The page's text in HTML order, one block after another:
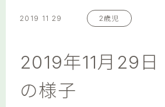
2019 11 29 2歳児
2019年11月29
の様子